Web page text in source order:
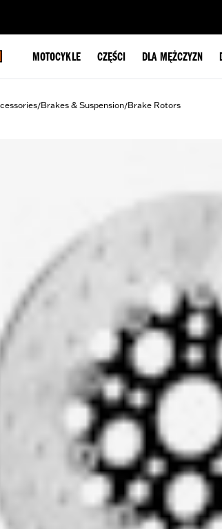
MOTOCYKLE CZĘŚCI DLA MĘŻCZYZN
/Brakes & Suspension/Brake Rotors